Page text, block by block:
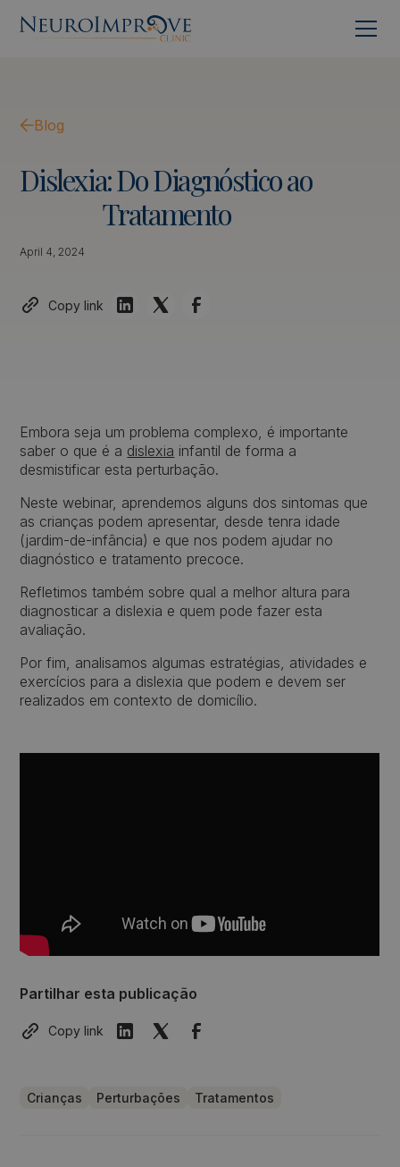
Blog
Dislexia:DoDiagnósticoao
Tratamento
April 4, 2024
Copy link
Embora seja um problema complexo, é importante
saber o que é a dislexia infantil de forma a
desmistificar esta perturbação.
Neste webinar, aprendemos alguns dos sintomas que
as crianças podem apresentar, desde tenra idade
(jardim-de-infância) e que nos podem ajudar no
diagnóstico e tratamento precoce.
Refletimos também sobre qual a melhor altura para
diagnosticar a dislexia e quem pode fazer esta
avaliação.
Por fim, analisamos algumas estratégias, atividades e
exercícios para a dislexia que podem e devem ser
realizados em contexto de domicílio.
Partilhar esta publicação
Copy link
Crianças Perturbações Tratamentos